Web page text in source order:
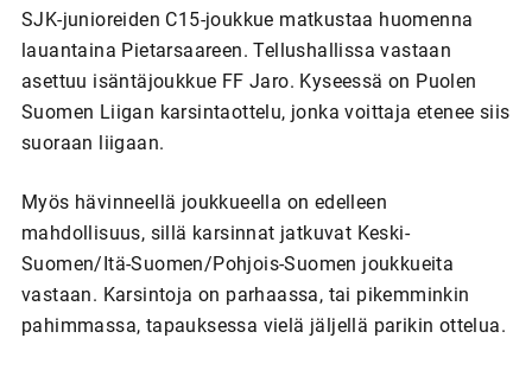
SJK-junioreiden C15-joukkue matkustaa huomenna
lauantaina Pietarsaareen. Tellushallissa vastaan
asettuu isäntäjoukkue FF Jaro. Kyseessä on Puolen
Suomen Liigan karsintaottelu, jonka voittaja etenee siis
suoraan liigaan.
Myös hävinneellä joukkueella on edelleen
mahdollisuus, sillä karsinnat jatkuvat Keski-
Suomen/Itä-Suomen/Pohjois-Suomen joukkueita
vastaan. Karsintoja on parhaassa, tai pikemminkin
pahimmassa, tapauksessa vielä jäljellä parikin ottelua.